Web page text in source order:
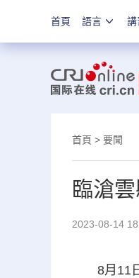
首頁 語言 講
首頁 > 要聞
臨滄
2023-08-14
8月11日